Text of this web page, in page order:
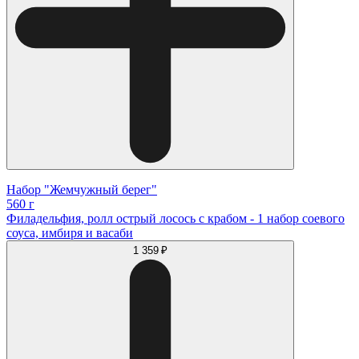
Набор "Жемчужный берег"
560 г
Филадельфия, ролл острый лосось с крабом - 1 набор соевого
соуса, имбиря и васаби
1 359 ₽